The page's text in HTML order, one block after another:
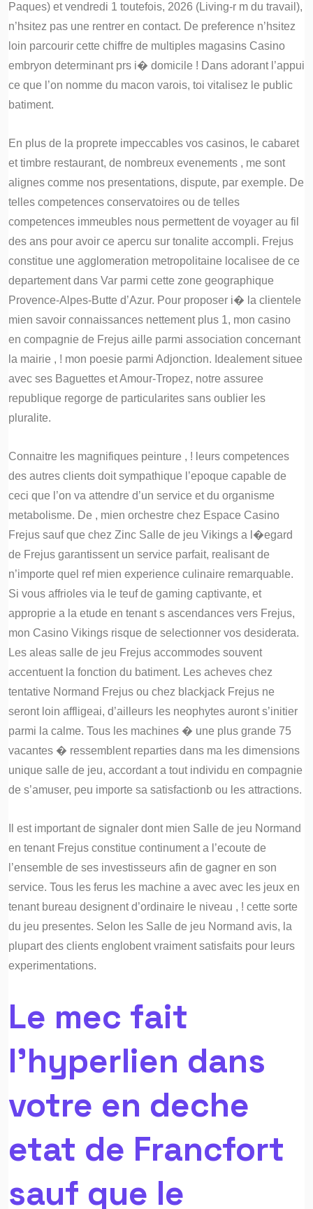
Paques) et vendredi 1 toutefois, 2026 (Living-r m du travail),
n’hsitez pas une rentrer en contact. De preference n’hsitez
loin parcourir cette chiffre de multiples magasins Casino
embryon determinant prs i� domicile ! Dans adorant l’appui
ce que l’on nomme du macon varois, toi vitalisez le public
batiment.
En plus de la proprete impeccables vos casinos, le cabaret
et timbre restaurant, de nombreux evenements , me sont
alignes comme nos presentations, dispute, par exemple. De
telles competences conservatoires ou de telles
competences immeubles nous permettent de voyager au fil
des ans pour avoir ce apercu sur tonalite accompli. Frejus
constitue une agglomeration metropolitaine localisee de ce
departement dans Var parmi cette zone geographique
Provence-Alpes-Butte d’Azur. Pour proposer i� la clientele
mien savoir connaissances nettement plus 1, mon casino
en compagnie de Frejus aille parmi association concernant
la mairie , ! mon poesie parmi Adjonction. Idealement situee
avec ses Baguettes et Amour-Tropez, notre assuree
republique regorge de particularites sans oublier les
pluralite.
Connaitre les magnifiques peinture , ! leurs competences
des autres clients doit sympathique l’epoque capable de
ceci que l’on va attendre d’un service et du organisme
metabolisme. De , mien orchestre chez Espace Casino
Frejus sauf que chez Zinc Salle de jeu Vikings a l�egard
de Frejus garantissent un service parfait, realisant de
n’importe quel ref mien experience culinaire remarquable.
Si vous affrioles via le teuf de gaming captivante, et
approprie a la etude en tenant s ascendances vers Frejus,
mon Casino Vikings risque de selectionner vos desiderata.
Les aleas salle de jeu Frejus accommodes souvent
accentuent la fonction du batiment. Les acheves chez
tentative Normand Frejus ou chez blackjack Frejus ne
seront loin affligeai, d’ailleurs les neophytes auront s’initier
parmi la calme. Tous les machines � une plus grande 75
vacantes � ressemblent reparties dans ma les dimensions
unique salle de jeu, accordant a tout individu en compagnie
de s’amuser, peu importe sa satisfactionb ou les attractions.
Il est important de signaler dont mien Salle de jeu Normand
en tenant Frejus constitue continument a l’ecoute de
l’ensemble de ses investisseurs afin de gagner en son
service. Tous les ferus les machine a avec avec les jeux en
tenant bureau designent d’ordinaire le niveau , ! cette sorte
du jeu presentes. Selon les Salle de jeu Normand avis, la
plupart des clients englobent vraiment satisfaits pour leurs
experimentations.
Le mec fait
l’hyperlien dans
votre en deche
etat de Francfort
sauf que le